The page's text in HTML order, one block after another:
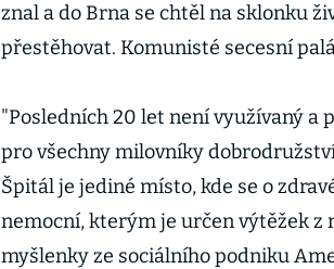
znal a do Brna se chtěl na sklonku
přestěhovat. Komunisté secesní
"Posledních 20 let není využívaný a
pro všechny milovníky
Špitál je jediné místo, kde se o
nemocní, kterým je určen výtěžek
myšlenky ze sociálního podniku